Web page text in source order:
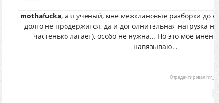
mothafucka, а я учёный, мне межклановые разборки до
долго не продержится, да и дополнительная нагрузка
частенько лагает), особо не нужна... Но это моё
навязываю...
Отредактировал